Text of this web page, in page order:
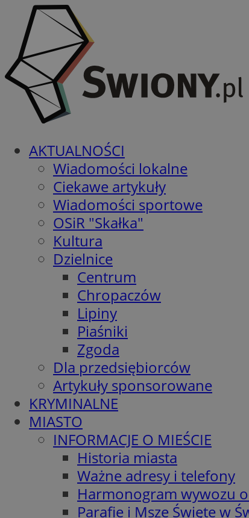
AKTUALNOŚCI
Wiadomości lokalne
Ciekawe artykuły
Wiadomości sportowe
OSiR "Skałka"
Kultura
Dzielnice
Centrum
Chropaczów
Lipiny
Piaśniki
Zgoda
Dla przedsiębiorców
Artykuły sponsorowane
KRYMINALNE
MIASTO
INFORMACJE O MIEŚCIE
Historia miasta
Ważne adresy i telefony
Harmonogram wywozu
Parafie i Msze Święte w